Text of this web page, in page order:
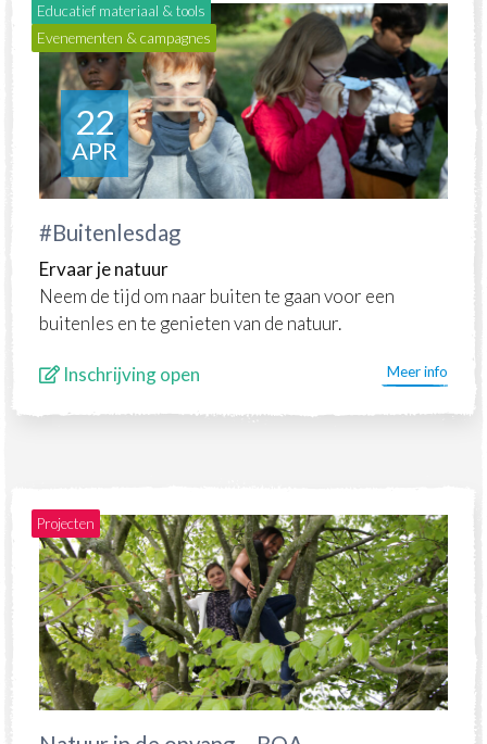
22
APR
Educatief materiaal & tools
Evenementen & campagnes
#Buitenlesdag
Ervaar je natuur
Neem de tijd om naar buiten te gaan voor een
buitenles en te genieten van de natuur.
Inschrijving open Meer info
Projecten